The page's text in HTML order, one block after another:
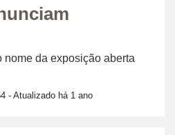
nome da exposição aberta
- Atualizado há 1 ano